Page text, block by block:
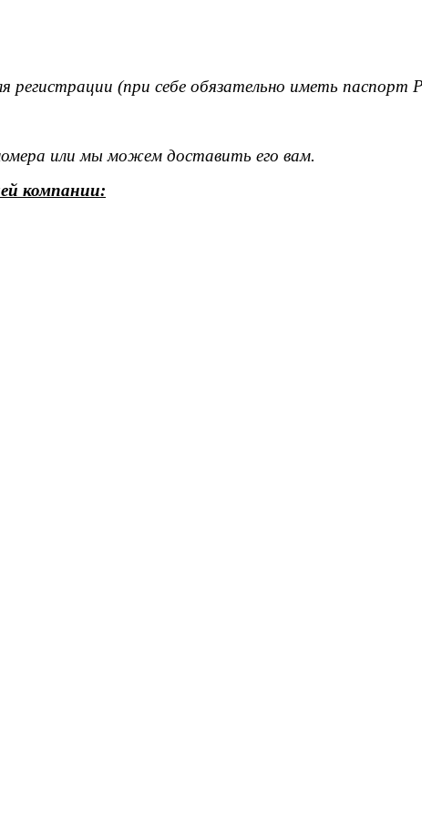
(при себе обязательно иметь паспорт
или мы можем доставить его вам.
компании: